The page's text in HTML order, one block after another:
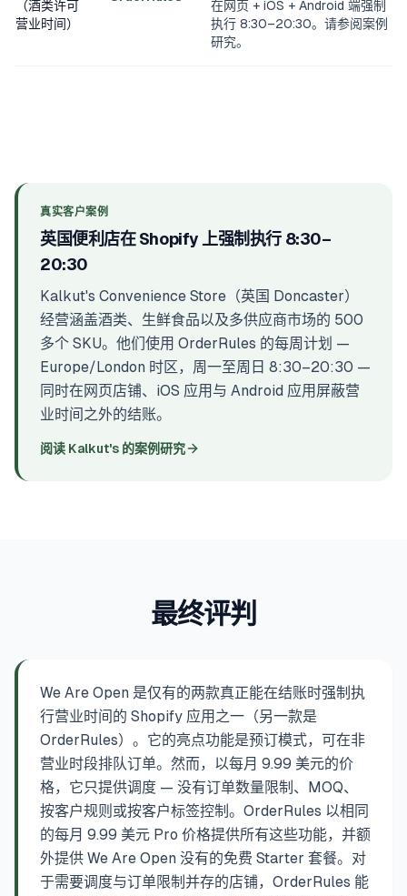
（酒类许可
营业时间）
在网页 + iOS + Android 端强制
执行 8:30–20:30。请参阅案例
研究。
真实客户案例
英国便利店在 Shopify 上强制执行 8:30–
20:30
Kalkut's Convenience Store（英国 Doncaster）
经营涵盖酒类、生鲜食品以及多供应商市场的 500
多个 SKU。他们使用 OrderRules 的每周计划 —
Europe/London 时区，周一至周日 8:30–20:30 —
同时在网页店铺、iOS 应用与 Android 应用屏蔽营
业时间之外的结账。
阅读 Kalkut's 的案例研究
最终评判
We Are Open 是仅有的两款真正能在结账时强制执
行营业时间的 Shopify 应用之一（另一款是
OrderRules）。它的亮点功能是预订模式，可在非
营业时段排队订单。然而，以每月 9.99 美元的价
格，它只提供调度 — 没有订单数量限制、MOQ、
按客户规则或按客户标签控制。OrderRules 以相同
的每月 9.99 美元 Pro 价格提供所有这些功能，并额
外提供 We Are Open 没有的免费 Starter 套餐。对
于需要调度与订单限制并存的店铺，OrderRules 能